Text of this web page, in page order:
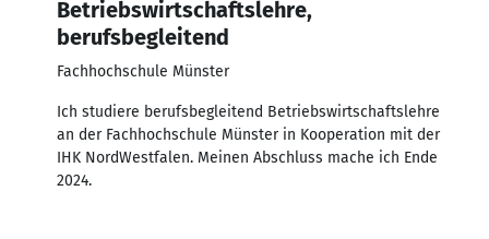
Betriebswirtschaftslehre,
berufsbegleitend
Fachhochschule Münster
Ich studiere berufsbegleitend Betriebswirtschaftslehre
an der Fachhochschule Münster in Kooperation mit der
IHK NordWestfalen. Meinen Abschluss mache ich Ende
2024.